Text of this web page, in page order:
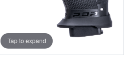
Tap to expand